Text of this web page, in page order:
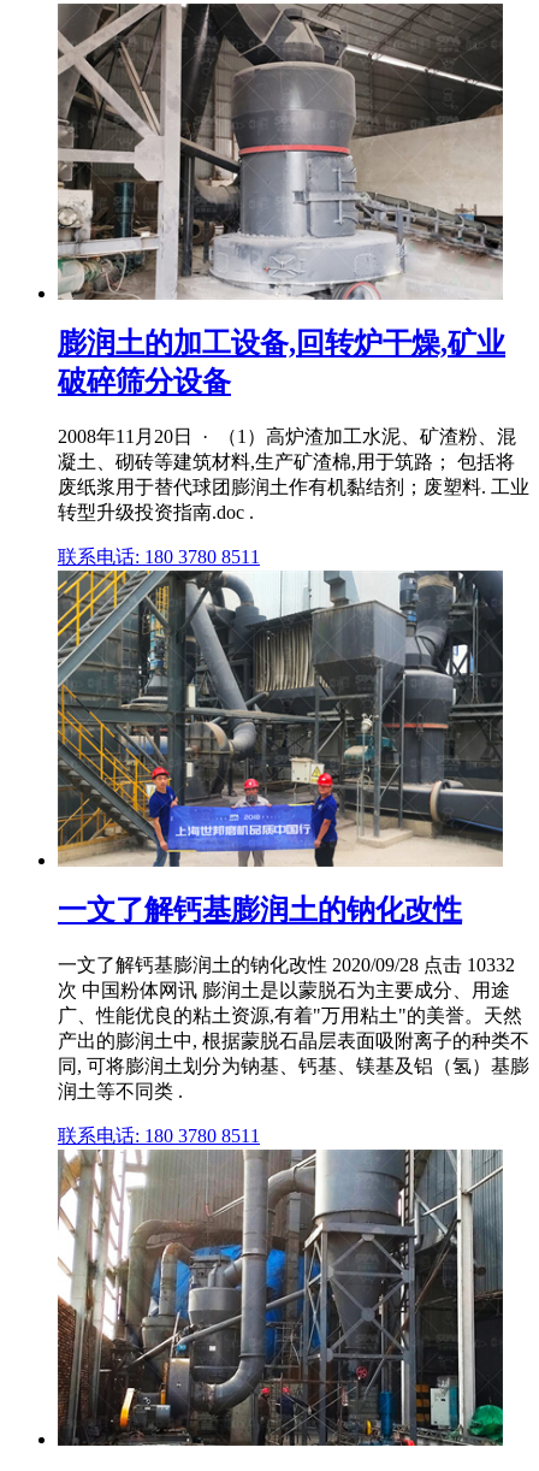
膨润土的加工设备,回转炉干燥,矿业
破碎筛分设备
2008年11月20日 · （1）高炉渣加工水泥、矿渣粉、混
凝土、砌砖等建筑材料,生产矿渣棉,用于筑路； 包括将
废纸浆用于替代球团膨润土作有机黏结剂；废塑料. 工业
转型升级投资指南.doc .
联系电话: 180 3780 8511
一文了解钙基膨润土的钠化改性
一文了解钙基膨润土的钠化改性 2020/09/28 点击 10332
次 中国粉体网讯 膨润土是以蒙脱石为主要成分、用途
广、性能优良的粘土资源,有着"万用粘土"的美誉。天然
产出的膨润土中, 根据蒙脱石晶层表面吸附离子的种类不
同, 可将膨润土划分为钠基、钙基、镁基及铝（氢）基膨
润土等不同类 .
联系电话: 180 3780 8511